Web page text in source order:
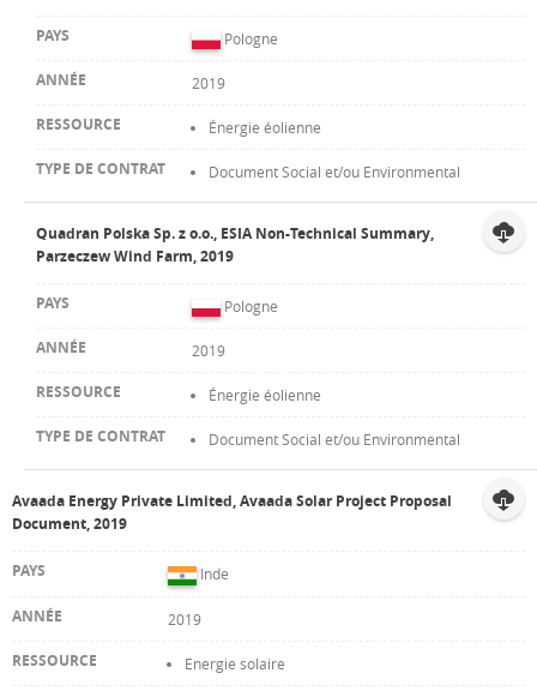
Pologne
2019
Énergie éolienne
Document Social et/ou Environmental
Quadran Polska Sp. z o.o., ESIA Non-Technical Summary,
Parzeczew Wind Farm, 2019
Pologne
2019
Énergie éolienne
Document Social et/ou Environmental
Avaada Energy Private Limited, Avaada Solar Project Proposal
Document, 2019
Inde
2019
Energie solaire